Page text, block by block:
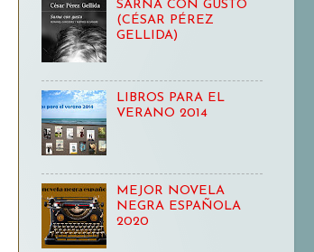
SARNA CON GUSTO
(CÉSAR PÉREZ
GELLIDA)
LIBROS PARA EL
VERANO 2014
MEJOR NOVELA
NEGRA ESPAÑOLA
2020